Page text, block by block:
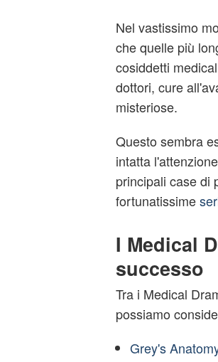
Nel vastissimo
che quelle più
cosiddetti
dottori, cure
misteriose.
Questo sembra
intatta
principali case di
fortunatissime
I Medical
successo
Tra i Medical
possiamo
Grey's